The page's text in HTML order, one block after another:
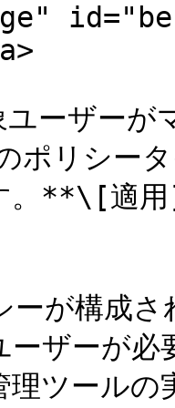
ーザーが
ポリシー
。**\[適
が構成さ
ーザーが
理ツール